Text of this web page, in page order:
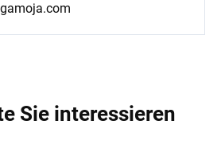
Sie interessieren